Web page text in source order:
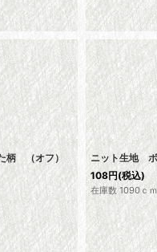
柄 （オフ）
ニット生地
108円(税込)
在庫数 1090ｃｍ